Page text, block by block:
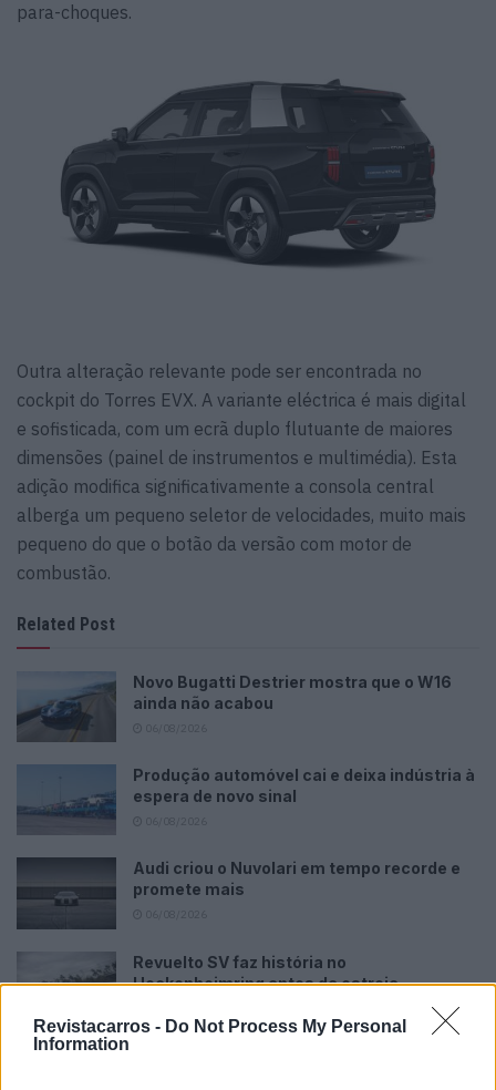
Revistacarros - Do Not Process My Personal
Information
para-choques.
Outra alteração relevante pode ser encontrada no
cockpit do Torres EVX. A variante eléctrica é mais digital
e sofisticada, com um ecrã duplo flutuante de maiores
dimensões (painel de instrumentos e multimédia). Esta
adição modifica significativamente a consola central
alberga um pequeno seletor de velocidades, muito mais
pequeno do que o botão da versão com motor de
combustão.
Related Post
Novo Bugatti Destrier mostra que o W16
ainda não acabou
Produção automóvel cai e deixa indústria à
espera de novo sinal
Audi criou o Nuvolari em tempo recorde e
promete mais
Revuelto SV faz história no
Hockenheimring antes da estreia